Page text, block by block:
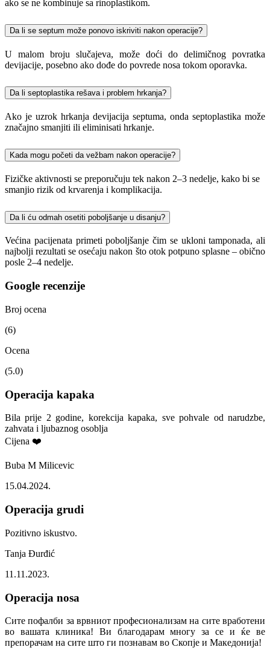
ako se ne kombinuje sa rinoplastikom.
Da li se septum može ponovo iskriviti nakon operacije?
U malom broju slučajeva, može doći do delimičnog povratka
devijacije, posebno ako dođe do povrede nosa tokom oporavka.
Da li septoplastika rešava i problem hrkanja?
Ako je uzrok hrkanja devijacija septuma, onda septoplastika može
značajno smanjiti ili eliminisati hrkanje.
Kada mogu početi da vežbam nakon operacije?
Fizičke aktivnosti se preporučuju tek nakon 2–3 nedelje, kako bi se
smanjio rizik od krvarenja i komplikacija.
Da li ću odmah osetiti poboljšanje u disanju?
Većina pacijenata primeti poboljšanje čim se ukloni tamponada, ali
najbolji rezultati se osećaju nakon što otok potpuno splasne – obično
posle 2–4 nedelje.
Google recenzije
Broj ocena
(6)
Ocena
(5.0)
Operacija kapaka
Bila prije 2 godine, korekcija kapaka, sve pohvale od narudzbe,
zahvata i ljubaznog osoblja
Cijena ❤️
Buba M Milicevic
15.04.2024.
Operacija grudi
Pozitivno iskustvo.
Tanja Đurđić
11.11.2023.
Operacija nosa
Сите пофалби за врвниот професионализам на сите вработени
во вашата клиника! Ви благодарам многу за се и ќе ве
препорачам на сите што ги познавам во Скопје и Македонија!